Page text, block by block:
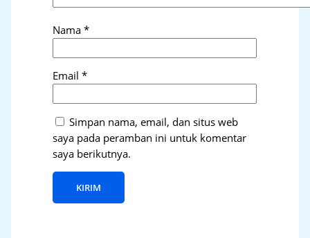
Nama*
Email*
Simpan nama, email, dan situs web
saya pada peramban ini untuk komentar
saya berikutnya.